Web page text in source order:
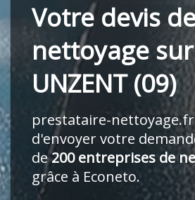
Votre devis
nettoyage sur
UNZENT (09)
prestataire-nettoyage.fr
d'envoyer votre
de200 entreprises de
grâce à Econeto.